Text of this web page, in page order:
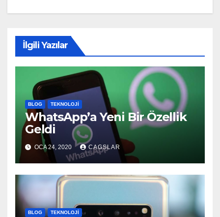
İlgili Yazılar
BLOG TEKNOLOJI
WhatsApp’a Yeni Bir Özellik
Geldi
OCA 24, 2020 CAGSLAR
BLOG TEKNOLOJI